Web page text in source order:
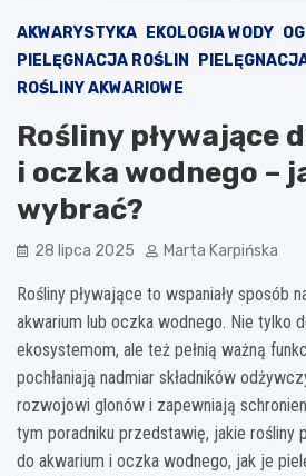
AKWARYSTYKA EKOLOGIA WODY
PIELĘGNACJA ROŚLIN
ROŚLINY AKWARIOWE
Rośliny pływające
i oczka wodnego –
wybrać?
28 lipca 2025 Marta Karpińska
Rośliny pływające to wspaniały sposób
akwarium lub oczka wodnego. Nie tylko
ekosystemom, ale też pełnią ważną
pochłaniają nadmiar składników
rozwojowi glonów i zapewniają
tym poradniku przedstawię, jakie rośliny
do akwarium i oczka wodnego, jak je